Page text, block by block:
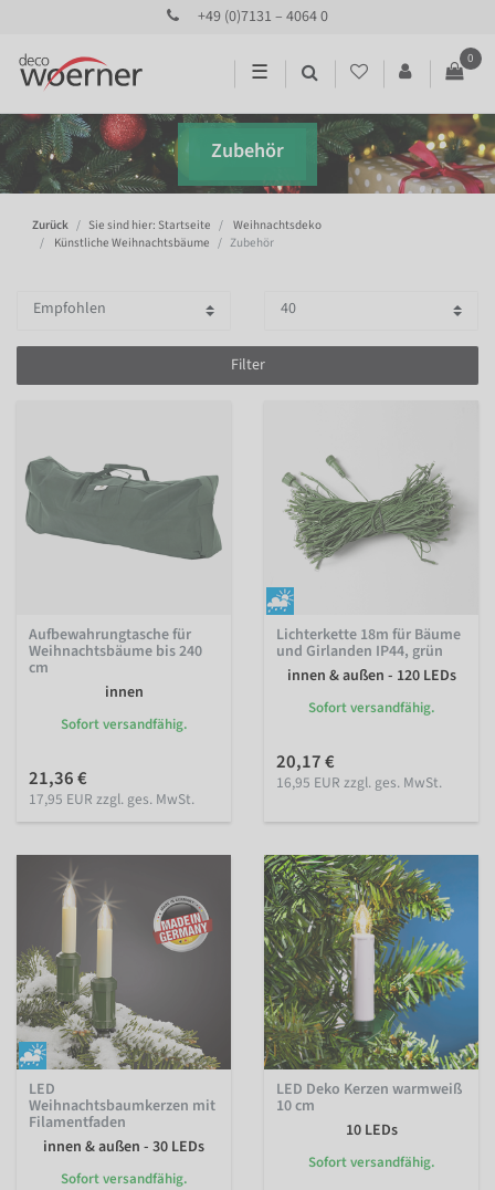
+49 (0)7131 – 4064 0
☰
0
Zubehör
Zurück Sie sind hier: Startseite
Weihnachtsdeko
Künstliche Weihnachtsbäume
Zubehör
Filter
Aufbewahrungtasche für
Weihnachtsbäume bis 240
cm
innen
Sofort versandfähig.
21,36 €
17,95 EUR zzgl. ges. MwSt.
Lichterkette 18m für Bäume
und Girlanden IP44, grün
innen & außen - 120 LEDs
Sofort versandfähig.
20,17 €
16,95 EUR zzgl. ges. MwSt.
LED
Weihnachtsbaumkerzen mit
Filamentfaden
innen & außen - 30 LEDs
Sofort versandfähig.
LED Deko Kerzen warmweiß
10 cm
10 LEDs
Sofort versandfähig.